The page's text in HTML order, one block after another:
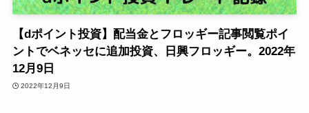
【dポイント投資】配当金とフロッギー記事閲覧ポイ
ントでベネッセに追加投資、日興フロッギー。2022年
12月9日
2022年12月9日